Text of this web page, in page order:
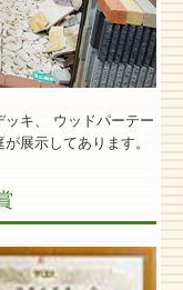
キ、 ウッドパーテー
展示してあります。